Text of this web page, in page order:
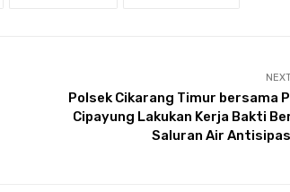
Polsek Cikarang Timur bersama
Cipayung Lakukan Kerja Bakti
Saluran Air